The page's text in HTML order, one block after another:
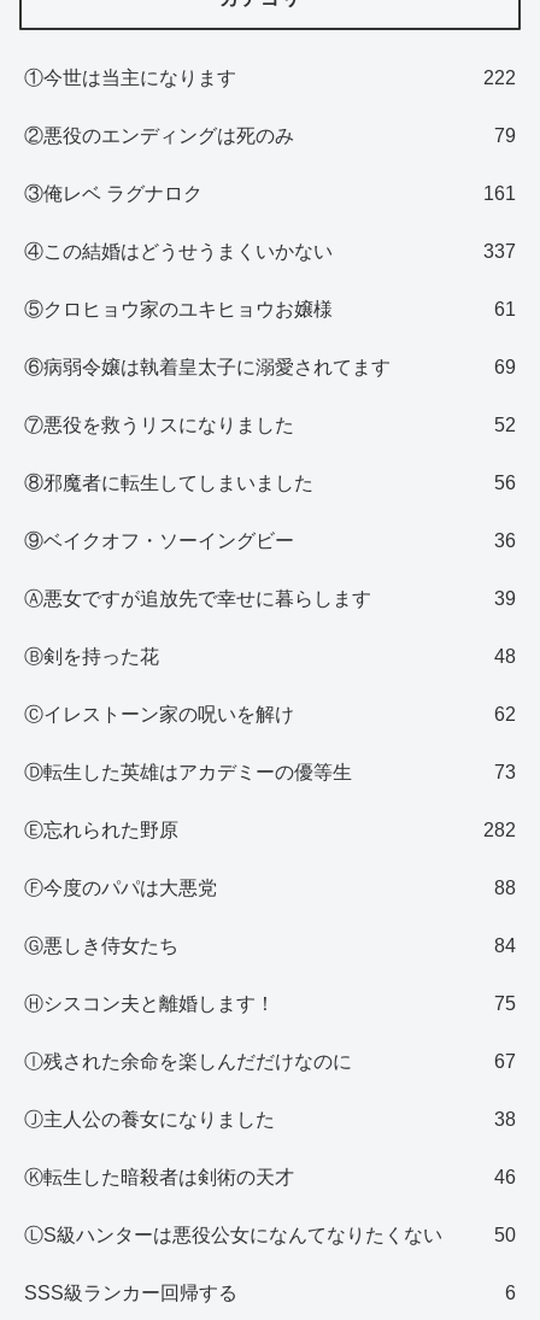
①今世は当主になります 222
②悪役のエンディングは死のみ 79
③俺レベ ラグナロク 161
④この結婚はどうせうまくいかない 337
⑤クロヒョウ家のユキヒョウお嬢様 61
⑥病弱令嬢は執着皇太子に溺愛されてます 69
⑦悪役を救うリスになりました 52
⑧邪魔者に転生してしまいました 56
⑨ベイクオフ・ソーイングビー 36
Ⓐ悪女ですが追放先で幸せに暮らします 39
Ⓑ剣を持った花 48
Ⓒイレストーン家の呪いを解け 62
Ⓓ転生した英雄はアカデミーの優等生 73
Ⓔ忘れられた野原 282
Ⓕ今度のパパは大悪党 88
Ⓖ悪しき侍女たち 84
Ⓗシスコン夫と離婚します！ 75
Ⓘ残された余命を楽しんだだけなのに 67
Ⓙ主人公の養女になりました 38
Ⓚ転生した暗殺者は剣術の天才 46
ⓁS級ハンターは悪役公女になんてなりたくない 50
SSS級ランカー回帰する 6